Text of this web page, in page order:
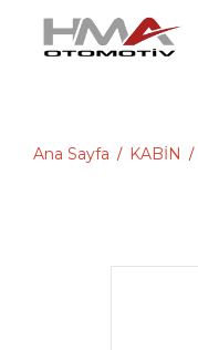
Ana Sayfa / KABİN /